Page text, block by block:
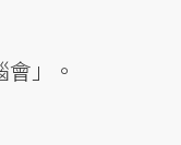
」。